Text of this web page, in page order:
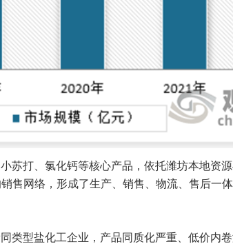
苏打、氯化钙等核心产品，依托潍坊本地资
售网络，形成了生产、销售、物流、售后一体
类型盐化工企业，产品同质化严重、低价内